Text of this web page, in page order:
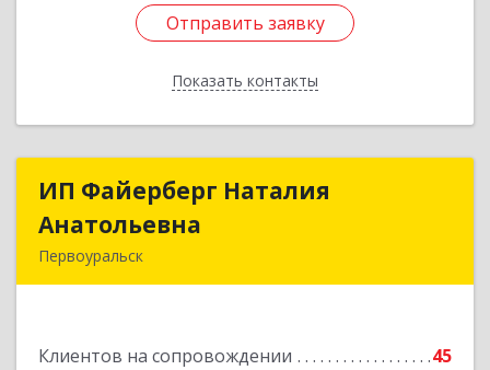
Отправить заявку
Показать контакты
Отправить заявку
Назад
ИП Файерберг Наталия
Анатольевна
Первоуральск
Клиентов на сопровождении
45
ИП Файерберг Наталия
Подробнее